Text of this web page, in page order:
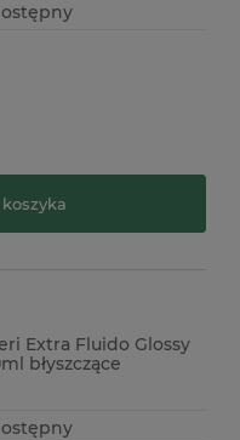
Extra Fluido Glossy
błyszczące